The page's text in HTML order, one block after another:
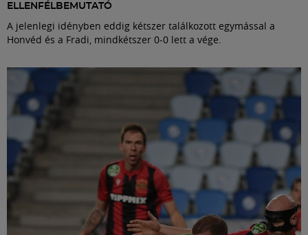
ELLENFÉLBEMUTATÓ
A jelenlegi idényben eddig kétszer találkozott egymással a
Honvéd és a Fradi, mindkétszer 0-0 lett a vége.